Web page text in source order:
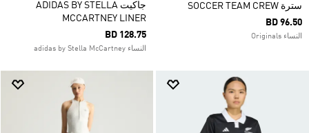
سترة SOCCER TEAM CREW
BD 96.50
النساء Originals
جاكيت ADIDAS BY STELLA
MCCARTNEY LINER
BD 128.75
النساء adidas by Stella McCartney